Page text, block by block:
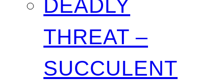
DEADLY
THREAT –
SUCCULENT